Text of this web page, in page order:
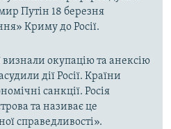
Путін 18 березня
Криму до Росії.
визнали окупацію та анексію
дії Росії. Країни
санкції. Росія
та називає це
справедливості».